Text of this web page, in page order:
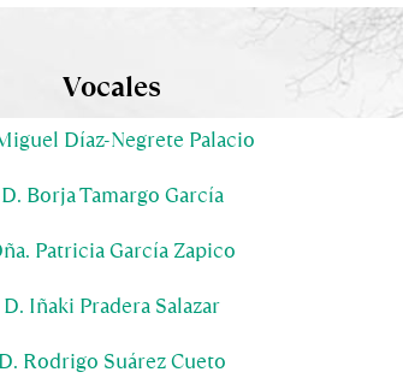
Vocales
Díaz-Negrete Palacio
D. Borja Tamargo García
Patricia García Zapico
D. Iñaki Pradera Salazar
D. Rodrigo Suárez Cueto